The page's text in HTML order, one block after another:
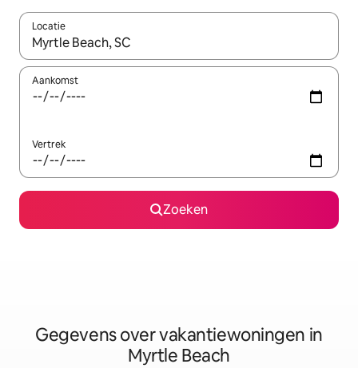
Locatie
Wanneer er resultaten beschikbaar zijn, maak je een keuze
Aankomst
Vertrek
Zoeken
Gegevens over vakantiewoningen in
Myrtle Beach